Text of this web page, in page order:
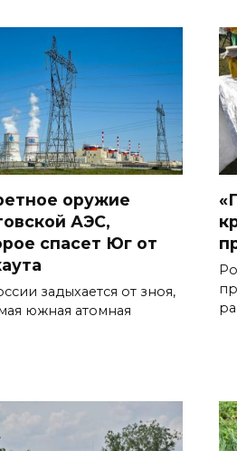
оружие
АЭС,
спасет Юг от
задыхается от зноя,
южная атомная